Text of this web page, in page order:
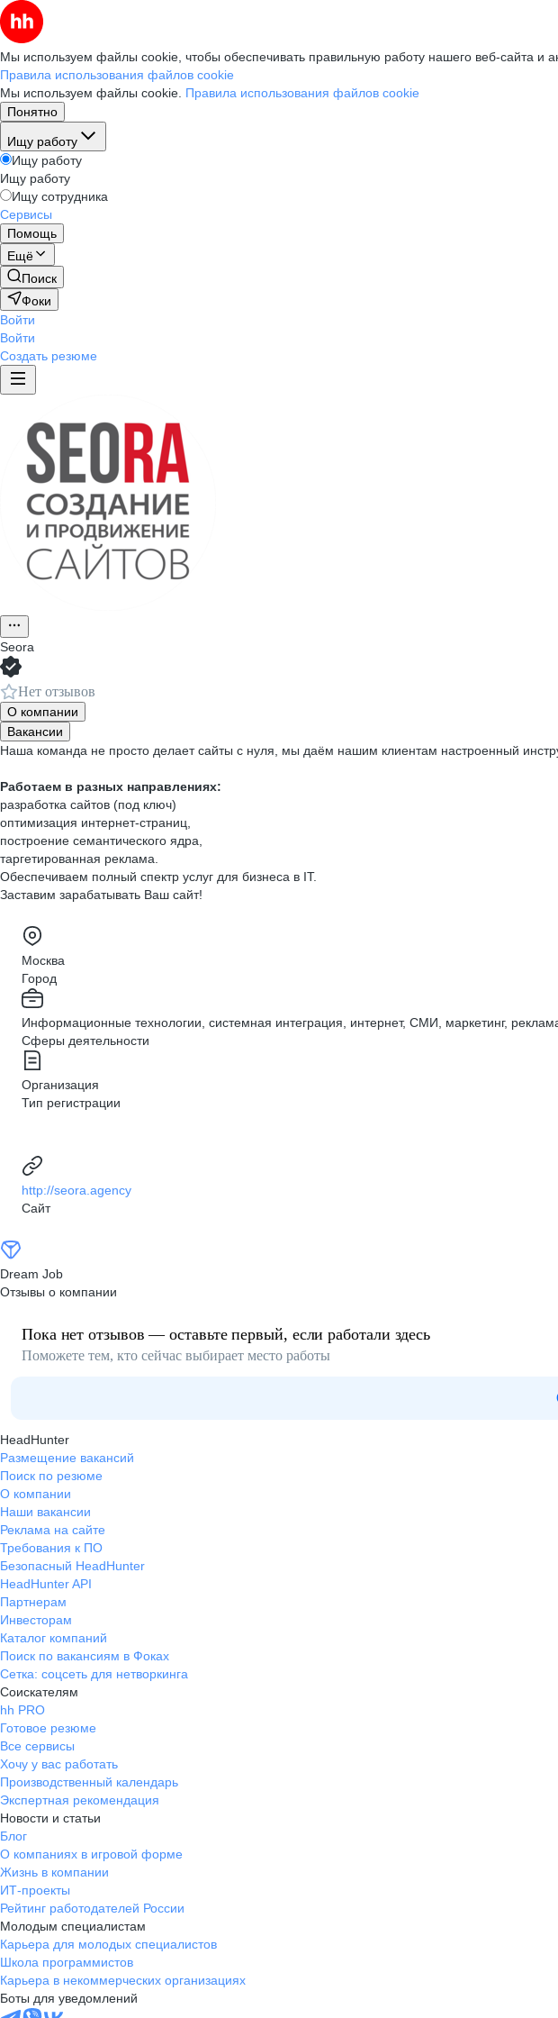
Мы используем файлы cookie, чтобы обеспечивать правильную работу нашего веб-сайта и
Правила использования файлов cookie
Мы используем файлы cookie. Правила использования файлов cookie
Понятно
Ищу работу
Ищу работу
Ищу работу
Ищу сотрудника
Сервисы
Помощь
Ещё
Поиск
Фоки
Войти
Войти
Создать резюме
Seora
Нет отзывов
О компании
Вакансии
Наша команда не просто делает сайты с нуля, мы даём нашим клиентам настроенный
Работаем в разных направлениях:
разработка сайтов (под ключ)
оптимизация интернет-страниц,
построение семантического ядра,
таргетированная реклама.
Обеспечиваем полный спектр услуг для бизнеса в IT.
Заставим зарабатывать Ваш сайт!
Москва
Город
Информационные технологии, системная интеграция, интернет, СМИ, маркетинг,
Сферы деятельности
Организация
Тип регистрации
http://seora.agency
Сайт
Dream Job
Отзывы о компании
Пока нет отзывов — оставьте первый, если работали здесь
Поможете тем, кто сейчас выбирает место работы
HeadHunter
Размещение вакансий
Поиск по резюме
О компании
Наши вакансии
Реклама на сайте
Требования к ПО
Безопасный HeadHunter
HeadHunter API
Партнерам
Инвесторам
Каталог компаний
Поиск по вакансиям в Фоках
Сетка: соцсеть для нетворкинга
Соискателям
hh PRO
Готовое резюме
Все сервисы
Хочу у вас работать
Производственный календарь
Экспертная рекомендация
Новости и статьи
Блог
О компаниях в игровой форме
Жизнь в компании
ИТ-проекты
Рейтинг работодателей России
Молодым специалистам
Карьера для молодых специалистов
Школа программистов
Карьера в некоммерческих организациях
Боты для уведомлений